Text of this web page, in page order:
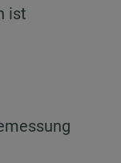
ist